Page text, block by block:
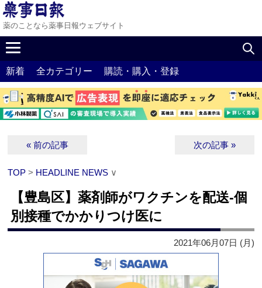
薬のことなら薬事日報ウェブサイト
新着 全カテゴリー 購読・購入・登録
« 前の記事 次の記事 »
TOP > HEADLINE NEWS ∨
【豊島区】薬剤師がワクチンを配送‐個
別接種でかかりつけ医に
2021年06月07日 (月)